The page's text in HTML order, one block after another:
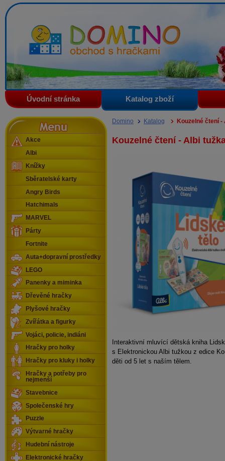
Domino - obchod s hračkami
Úvodní stránka Katalog zboží
Domino Katalog Kouzelné čtení -
Kouzelné čtení - Albi
Interaktivní mluvící dětská kniha
s Elektronickou Albi tužkou z edice
děti od 5 let s naším tělem.
Menu
Akce
Albi
Knížky
Sběratelské karty
Angry Birds
Hatchimals
MARVEL
Párty
Fortnite
Auta+dopravní prostředky
LEGO
Panenky a miminka
Dřevěné hračky
Plyšové hračky
Zvířátka a figurky
Vojáci, policie, indiáni
Hračky pro holky
Hračky pro kluky i holky
Hračky a potřeby pro
nejmenší
Stavebnice
Společenské hry
Puzzle
Výtvarné hračky
Hudební nástroje
Elektronické hračky